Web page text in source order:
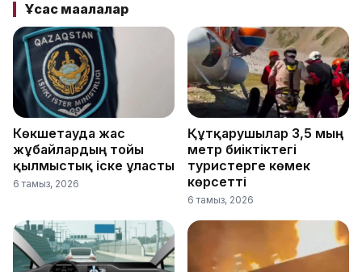
Ұқсас мақалалар
Көкшетауда жас
жұбайлардың тойы
қылмыстық іске ұласты
6 тамыз, 2026
Құтқарушылар 3,5 мың
метр биіктіктегі
туристерге көмек
көрсетті
6 тамыз, 2026